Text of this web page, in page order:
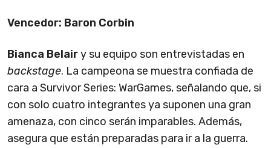
Vencedor: Baron Corbin
Bianca Belairy su equipo son entrevistadas en
backstage. La campeona se muestra confiada de
cara a Survivor Series: WarGames, señalando que, si
con solo cuatro integrantes ya suponen una gran
amenaza, con cinco serán imparables. Además,
asegura que están preparadas para ir a la guerra.